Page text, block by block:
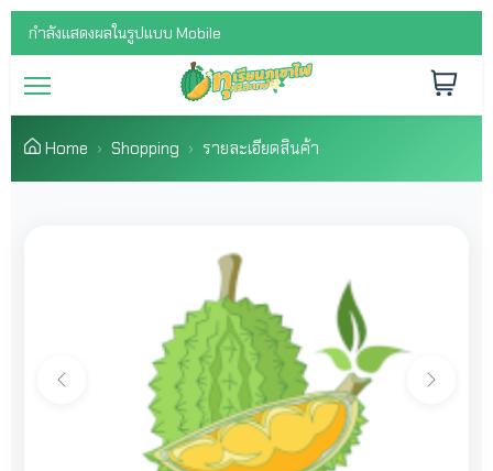
กำลังแสดงผลในรูปแบบ Mobile
Home Shopping รายละเอียดสินค้า
Previous Next